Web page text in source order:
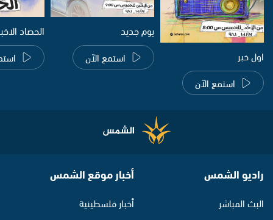
اول خبر
استمع الآن
يوم جديد
استمع الآن
الحصاد
راديو الشمس
البث المباشر
أخبار موقع الشمس
أخبار فلسطينية